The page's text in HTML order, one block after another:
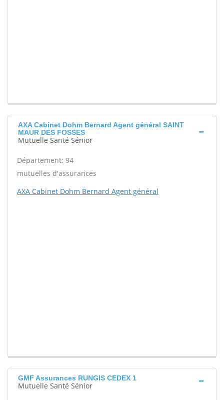
AXA Cabinet Dohm Bernard Agent général SAINT
MAUR DES FOSSES
Mutuelle Santé Sénior
Département: 94
mutuelles d'assurances
AXA Cabinet Dohm Bernard Agent général
GMF Assurances RUNGIS CEDEX 1
Mutuelle Santé Sénior